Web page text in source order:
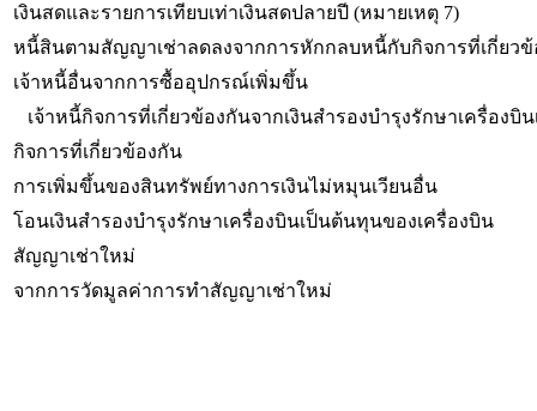
เงินสดและรายการเทียบเท่าเงินสดปลายปี (หมายเหตุ 7)
หนี้สินตามสัญญาเช่าลดลงจากการหักกลบหนี้กับกิจการที่เกี่ยวข้
เจ้าหนี้อื่นจากการซื้ออุปกรณ์เพิ่มขึ้น
เจ้าหนี้กิจการที่เกี่ยวข้องกันจากเงินสำรองบำรุงรักษาเครื่องบิ
กิจการที่เกี่ยวข้องกัน
การเพิ่มขึ้นของสินทรัพย์ทางการเงินไม่หมุนเวียนอื่น
โอนเงินสำรองบำรุงรักษาเครื่องบินเป็นต้นทุนของเครื่องบิน
สัญญาเช่าใหม่
จากการวัดมูลค่าการทำสัญญาเช่าใหม่